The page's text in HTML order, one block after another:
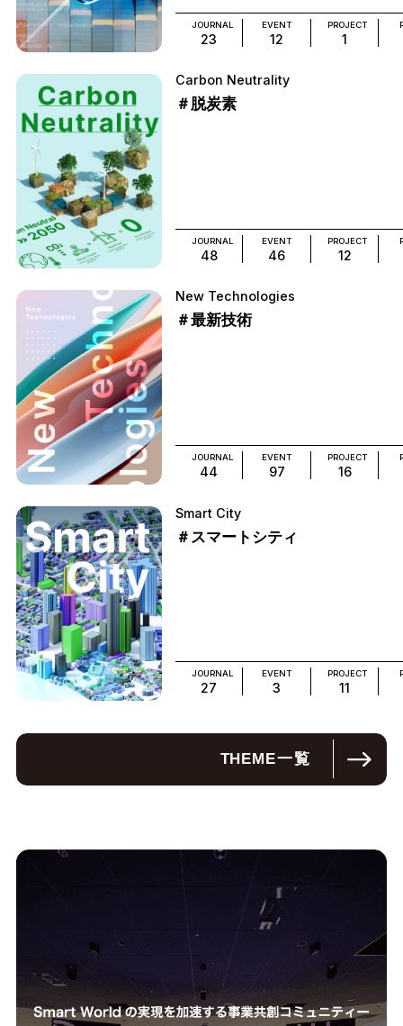
JOURNAL
23
EVENT
12
PROJECT
1
Carbon Neutrality
＃脱炭素
JOURNAL
48
EVENT
46
PROJECT
12
New Technologies
＃最新技術
JOURNAL
44
EVENT
97
PROJECT
16
Smart City
＃スマートシティ
JOURNAL
27
EVENT
3
PROJECT
11
THEME一覧